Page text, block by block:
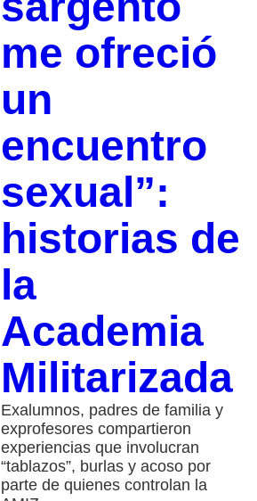
me ofreció
un
encuentro
sexual”:
historias de
la
Academia
Militarizada
Exalumnos, padres de familia y
exprofesores compartieron
experiencias que involucran
“tablazos”, burlas y acoso por
parte de quienes controlan la